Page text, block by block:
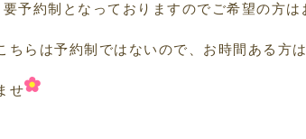
予約制となっておりますのでご希望の方
ちらは予約制ではないので、お時間ある方
せ